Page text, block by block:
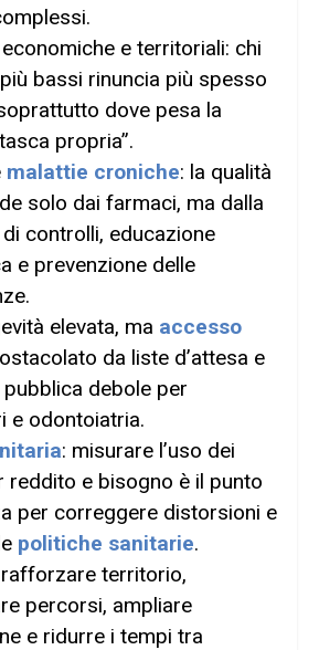
economiche e territoriali: chi
bassi rinuncia più spesso
dove pesa la
propria”.
malattie croniche: la qualità
solo dai farmaci, ma dalla
controlli, educazione
e prevenzione delle
elevata, ma accesso
ostacolato da liste d’attesa e
debole per
e odontoiatria.
: misurare l’uso dei
reddito e bisogno è il punto
per correggere distorsioni e
politiche sanitarie.
rafforzare territorio,
percorsi, ampliare
e ridurre i tempi tra